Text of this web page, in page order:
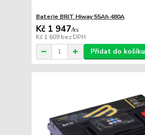
Baterie BRIT Hiway 55Ah 480A
Kč 1 947/ks
Kč 1 609 bez DPH
Přidat do košíku